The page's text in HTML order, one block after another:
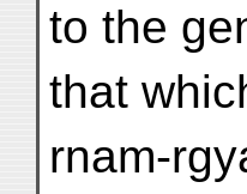
to the
that
rnam-